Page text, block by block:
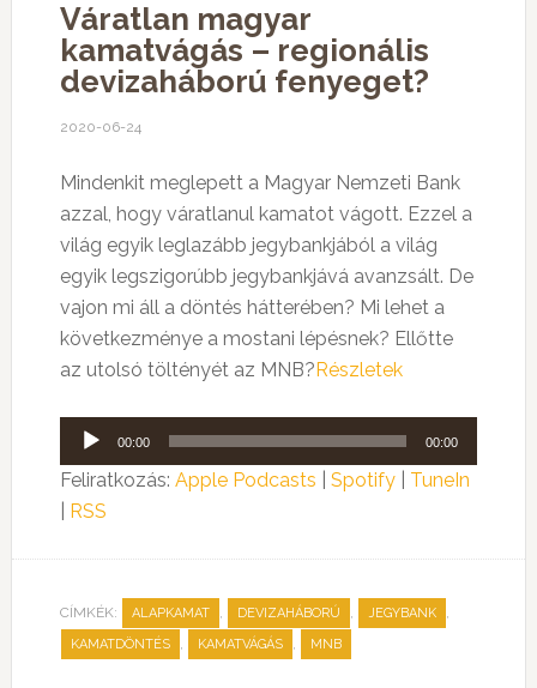
Váratlan magyar
kamatvágás – regionális
devizaháború fenyeget?
2020-06-24
Mindenkit meglepett a Magyar Nemzeti Bank
azzal, hogy váratlanul kamatot vágott. Ezzel a
világ egyik leglazább jegybankjából a világ
egyik legszigorúbb jegybankjává avanzsált. De
vajon mi áll a döntés hátterében? Mi lehet a
következménye a mostani lépésnek? Ellőtte
az utolsó töltényét az MNB?Részletek
Audió
lejátszó
00:00 00:00
Feliratkozás: Apple Podcasts Spotify| TuneIn
RSS
CÍMKÉK: ALAPKAMAT , DEVIZAHÁBORÚ , JEGYBANK ,
KAMATDÖNTÉS , KAMATVÁGÁS , MNB